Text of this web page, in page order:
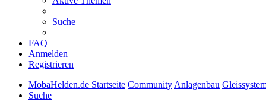
Suche
FAQ
Anmelden
Registrieren
MobaHelden.de Startseite CommunityAnlagenbau
Suche